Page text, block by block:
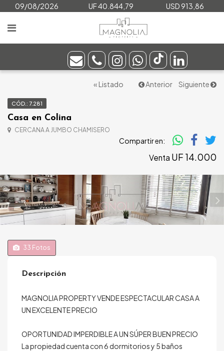
09/08/2026 UF 40.844,79 USD 913,86
« Listado Anterior Siguiente
CÓD.: 7.281
Casa en Colina
CERCANA A JUMBO CHAMISERO
Compartir en:
Venta UF 14.000
33 Fotos
Descripción
MAGNOLIA PROPERTY VENDE ESPECTACULAR CASA A
UN EXCELENTE PRECIO
OPORTUNIDAD IMPERDIBLE A UN SÚPER BUEN PRECIO
La propiedad cuenta con 6 dormitorios y 5 baños